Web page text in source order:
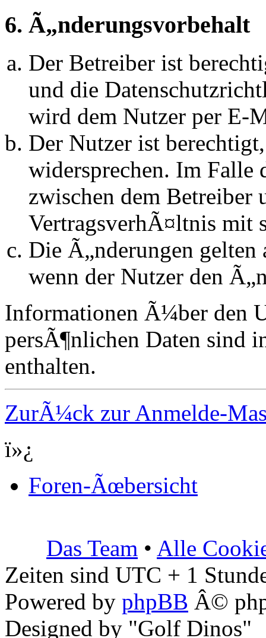
6. Ã„nderungsvorbehalt
Der Betreiber ist
und die
wird dem Nutzer per E-
Der Nutzer ist
widersprechen. Im Falle
zwischen dem Betreiber
VertragsverhÃ¤ltnis mit
Die Ã„nderungen
wenn der Nutzer den
Informationen Ã¼ber den
persÃ¶nlichen Daten sind
enthalten.
ZurÃ¼ck zur Anmelde-
ï»¿
Foren-Ãœbersicht
Das Team • Alle
Zeiten sind UTC + 1
Powered by phpBB Â©
Designed by "Golf Dinos"